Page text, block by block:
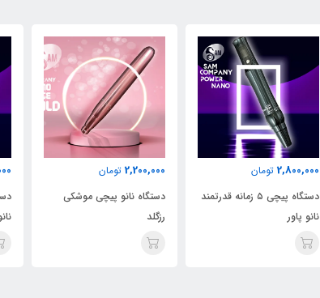
2,200,000 تومان
دستگاه نانو پیچی موشکی
رزگلد
2,800,000 تومان
دستگاه پیچی ۵ زمانه قدرتمند
نانو پاور